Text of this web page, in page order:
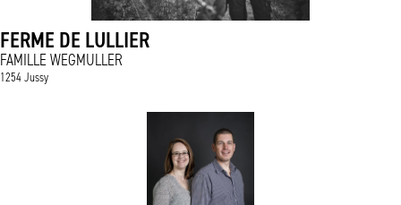
FERME DE LULLIER
FAMILLE WEGMULLER
1254 Jussy